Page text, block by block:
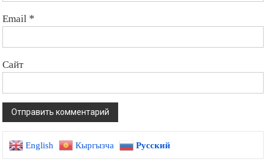
Email *
Сайт
English Кыргызча Русский